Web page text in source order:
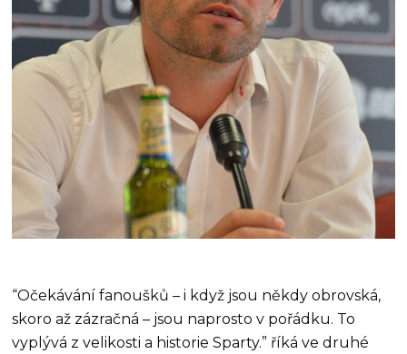
“Očekávání fanoušků – i když jsou někdy obrovská,
skoro až zázračná – jsou naprosto v pořádku. To
vyplývá z velikosti a historie Sparty.” říká ve druhé